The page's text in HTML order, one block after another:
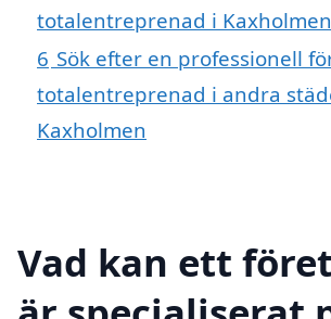
totalentreprenad i
6 Sök efter en professionell
totalentreprenad i andra
Kaxholmen
Vad kan ett